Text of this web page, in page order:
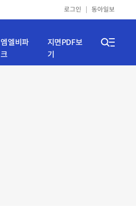
로그인 동아일보
엠엘비파
크
지면PDF보
기